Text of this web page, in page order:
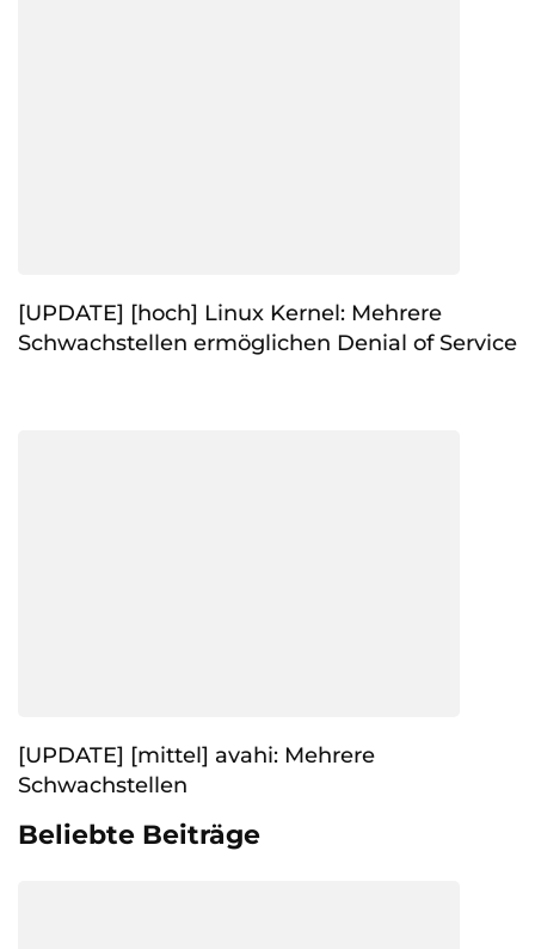
[UPDATE] [hoch] Linux Kernel: Mehrere
Schwachstellen ermöglichen Denial of Service
[UPDATE] [mittel] avahi: Mehrere
Schwachstellen
Beliebte Beiträge